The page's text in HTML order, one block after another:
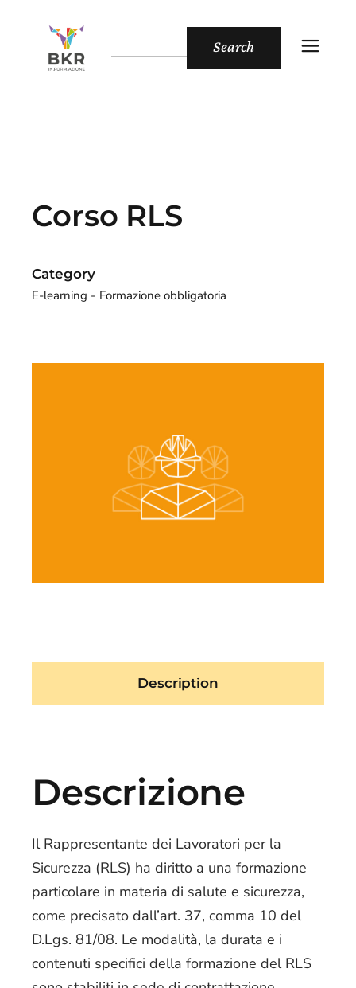
Search
Corso RLS
Category
E-learning
Formazione obbligatoria
Description
Descrizione
Il Rappresentante dei Lavoratori per la
Sicurezza (RLS) ha diritto a una formazione
particolare in materia di salute e sicurezza,
come precisato dall’art. 37, comma 10 del
D.Lgs. 81/08. Le modalità, la durata e i
contenuti specifici della formazione del RLS